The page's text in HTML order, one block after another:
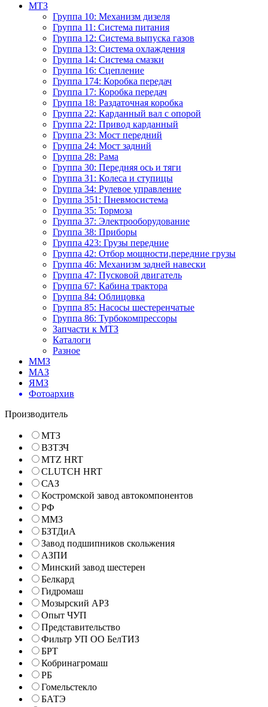
МТЗ
Группа 10: Механизм дизеля
Группа 11: Система питания
Группа 12: Система выпуска газов
Группа 13: Система охлаждения
Группа 14: Система смазки
Группа 16: Сцепление
Группа 174: Коробка передач
Группа 17: Коробка передач
Группа 18: Раздаточная коробка
Группа 22: Карданный вал с опорой
Группа 22: Привод карданный
Группа 23: Мост передний
Группа 24: Мост задний
Группа 28: Рама
Группа 30: Передняя ось и тяги
Группа 31: Колеса и ступицы
Группа 34: Рулевое управление
Группа 351: Пневмосистема
Группа 35: Тормоза
Группа 37: Электрооборудование
Группа 38: Приборы
Группа 423: Грузы передние
Группа 42: Отбор мощности,передние грузы
Группа 46: Механизм задней навески
Группа 47: Пусковой двигатель
Группа 67: Кабина трактора
Группа 84: Облицовка
Группа 85: Насосы шестеренчатые
Группа 86: Турбокомпрессоры
Запчасти к МТЗ
Каталоги
Разное
ММЗ
МАЗ
ЯМЗ
Фотоархив
Производитель
МТЗ
ВЗТЗЧ
MTZ HRT
CLUTCH HRT
САЗ
Костромской завод автокомпонентов
РФ
ММЗ
БЗТДиА
Завод подшипников скольжения
АЗПИ
Минский завод шестерен
Белкард
Гидромаш
Мозырский АРЗ
Опыт ЧУП
Представительство
Фильтр УП ОО БелТИЗ
БРТ
Кобринагромаш
РБ
Гомельстекло
БАТЭ